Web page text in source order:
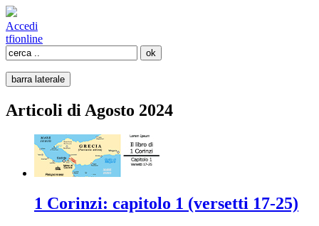
Accedi
tfionline
barra laterale
Articoli di Agosto 2024
1 Corinzi: capitolo 1 (versetti 17-25)